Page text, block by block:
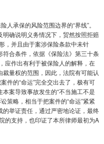
人承保的风险范围边界的“界线”。
确说明义务情况下，贸然按照拒赔
，并且由于案涉保险条款中未针
符合条件，依据《保险法》第三十条
应作出有利于被保险人的解释，在
裁量权的范围，因此，法院有可能认
件的“命运”完全交出去了，极有可
案导致事故发生的“不当施工不是
策略，相当于把案件的“命运”紧紧
举证责任，通过严密地论证，最终
的支持，也印证了本所律师最初为A